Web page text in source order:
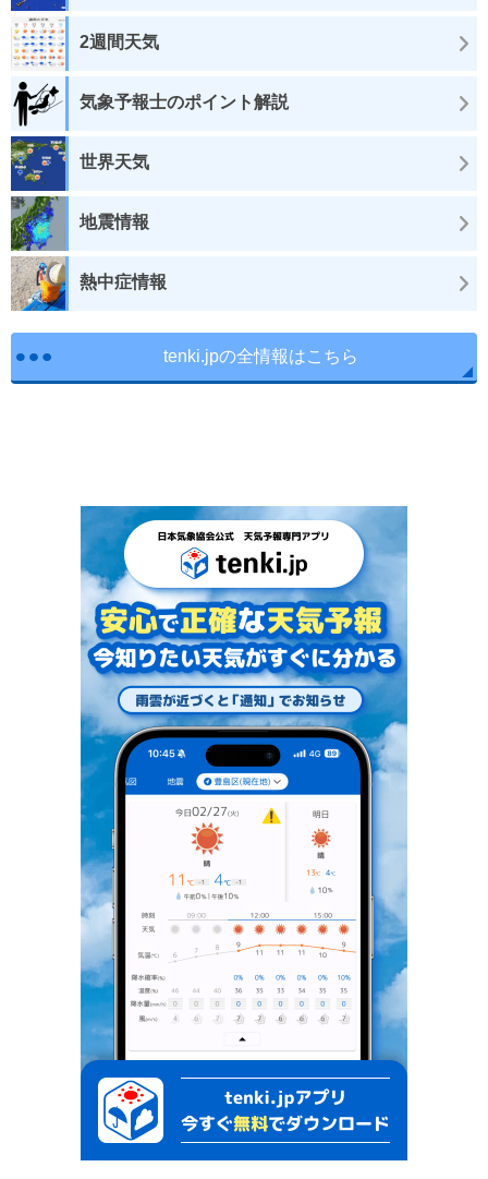
2週間天気
気象予報士のポイント解説
世界天気
地震情報
熱中症情報
tenki.jpの全情報はこちら